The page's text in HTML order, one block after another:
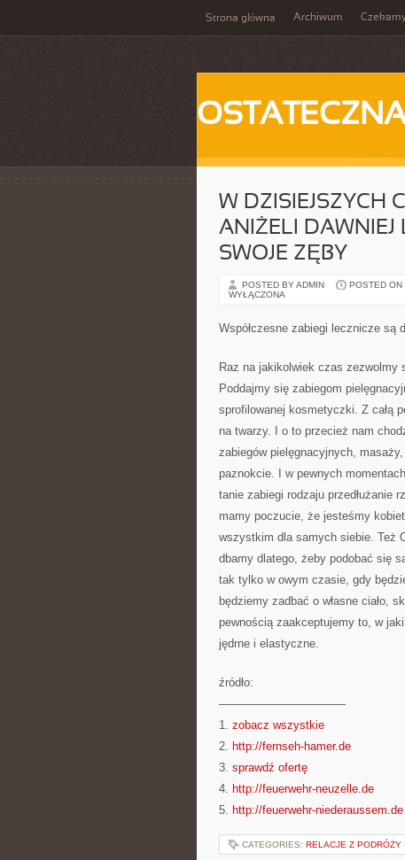
Strona główna Archiwum
W DZISIEJSZYCH
ANIŻELI DAWNIEJ
SWOJE ZĘBY
POSTED BY ADMIN POSTED
WYŁĄCZONA
Współczesne zabiegi lecznicze są
Raz na jakikolwiek czas zezwolmy
Poddajmy się zabiegom
sprofilowanej kosmetyczki. Z całą
na twarzy. I o to przecież nam
zabiegów pielęgnacyjnych,
paznokcie. I w pewnych
tanie zabiegi rodzaju przedłużanie
mamy poczucie, że jesteśmy
wszystkim dla samych siebie. Też
dbamy dlatego, żeby podobać się
tak tylko w owym czasie, gdy
będziemy zadbać o własne ciało,
pewnością zaakceptujemy to, w
jędrne i elastyczne.
źródło:
———————————
1. zobacz wszystkie
2. http://fernseh-hamer.de
3. sprawdź ofertę
4. http://feuerwehr-neuzelle.de
5. http://feuerwehr-niederaussem.de
CATEGORIES: RELACJE Z